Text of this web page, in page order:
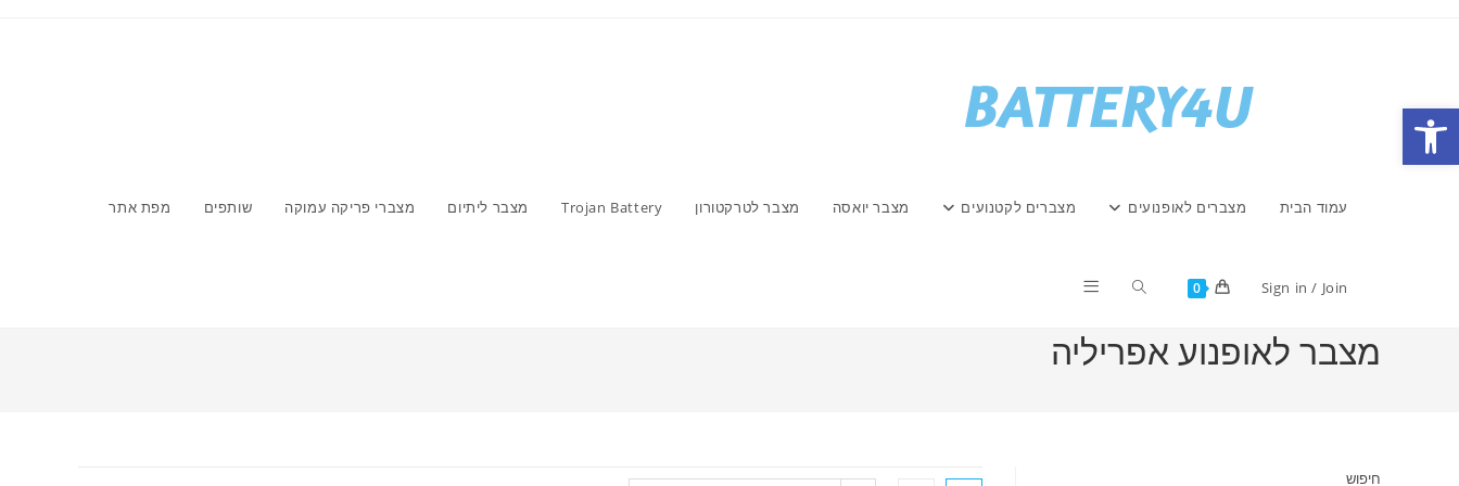
פתח סרגל נגישות
עמוד הבית מצברים לאופנועים מצברים לקטנועים מצבר יואסה מצבר לטרקטורון Trojan Battery מצבר ליתיום מצברי פריקה עמוקה שותפים מפת אתר
Sign in / Join
0
Toggle
website
מצבר לאופנוע אפריליה
חיפוש